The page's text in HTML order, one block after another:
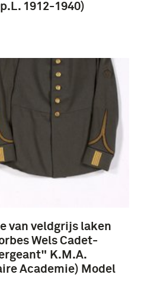
1912-1940)
van veldgrijs laken
Wels Cadet-
K.M.A.
Academie) Model